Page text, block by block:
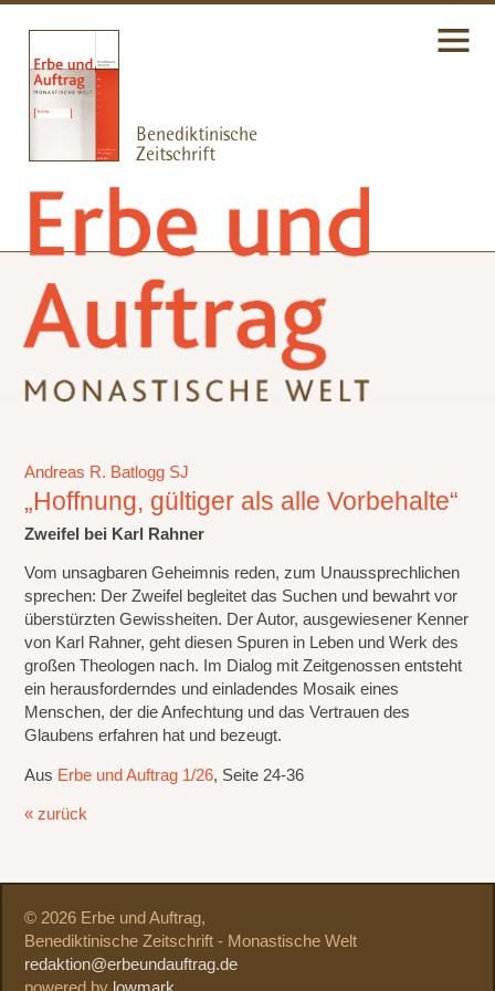
Andreas R. Batlogg SJ
„Hoffnung, gültiger als alle Vorbehalte“
Zweifel bei Karl Rahner
Vom unsagbaren Geheimnis reden, zum Unaussprechlichen
sprechen: Der Zweifel begleitet das Suchen und bewahrt vor
überstürzten Gewissheiten. Der Autor, ausgewiesener Kenner
von Karl Rahner, geht diesen Spuren in Leben und Werk des
großen Theologen nach. Im Dialog mit Zeitgenossen entsteht
ein herausforderndes und einladendes Mosaik eines
Menschen, der die Anfechtung und das Vertrauen des
Glaubens erfahren hat und bezeugt.
Aus Erbe und Auftrag 1/26, Seite 24-36
« zurück
© 2026 Erbe und Auftrag,
Benediktinische Zeitschrift - Monastische Welt
redaktion@erbeundauftrag.de
powered by lowmark